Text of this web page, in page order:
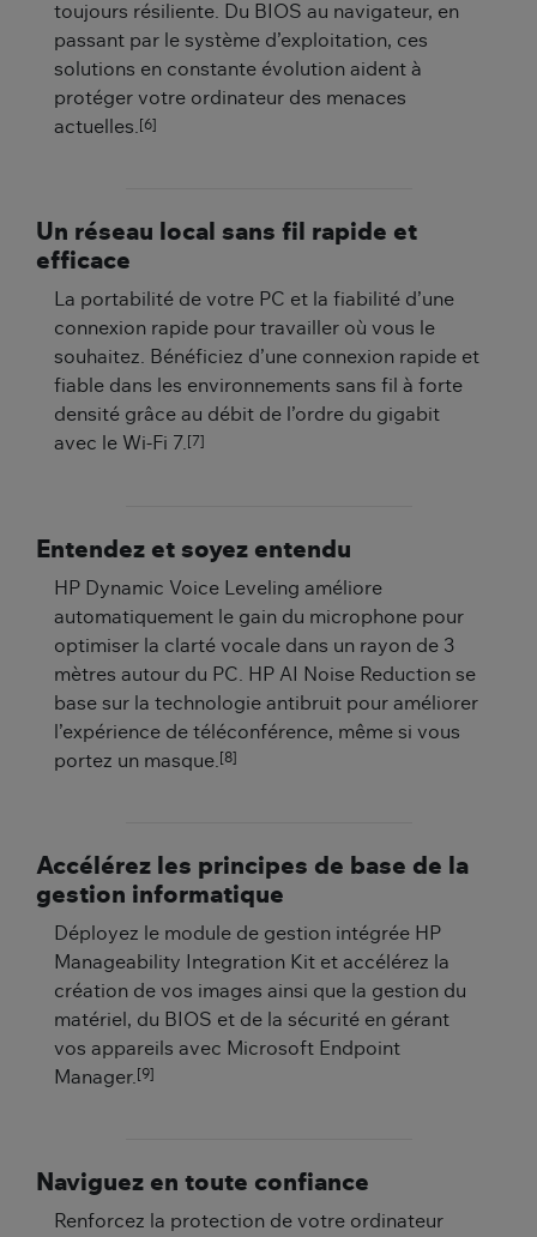
toujours résiliente. Du BIOS au navigateur, en
passant par le système d’exploitation, ces
solutions en constante évolution aident à
protéger votre ordinateur des menaces
actuelles. [6]
Un réseau local sans fil rapide et
efficace
La portabilité de votre PC et la fiabilité d’une
connexion rapide pour travailler où vous le
souhaitez. Bénéficiez d’une connexion rapide et
fiable dans les environnements sans fil à forte
densité grâce au débit de l’ordre du gigabit
avec le Wi-Fi 7. [7]
Entendez et soyez entendu
HP Dynamic Voice Leveling améliore
automatiquement le gain du microphone pour
optimiser la clarté vocale dans un rayon de 3
mètres autour du PC. HP AI Noise Reduction se
base sur la technologie antibruit pour améliorer
l’expérience de téléconférence, même si vous
portez un masque. [8]
Accélérez les principes de base de la
gestion informatique
Déployez le module de gestion intégrée HP
Manageability Integration Kit et accélérez la
création de vos images ainsi que la gestion du
matériel, du BIOS et de la sécurité en gérant
vos appareils avec Microsoft Endpoint
Manager. [9]
Naviguez en toute confiance
Renforcez la protection de votre ordinateur